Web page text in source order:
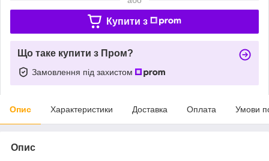
Купити з
Що таке купити з Пром?
Замовлення під захистом
Опис Характеристики Доставка Оплата Умови
Опис